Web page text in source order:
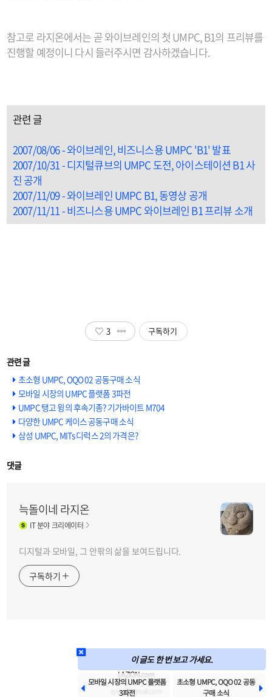
참고로 라지온에서는 곧 와이브레인의 첫 UMPC, B1의 프리뷰를
진행할 예정이니 다시 들러주시면 감사하겠습니다.
관련 글
2007/08/06 - 와이브레인, 비즈니스용 UMPC 'B1' 발표
2007/10/31 - 디지털큐브의 UMPC 도전, 아이스테이션 B1 사
진 공개
2007/11/09 - 와이브레인 UMPC B1, 동영상 공개
2007/11/11 - 비즈니스용 UMPC 와이브레인 B1 프리뷰 소개
3 구독하기
초소형 UMPC, OQO 02 공동구매 소식
모바일 시장의 UMPC 플랫폼 3파전
UMPC 탱고 윙의 후속기종? 기가바이트 M704
다양한 UMPC 케이스 공동구매 소식
삼성 UMPC, MITs 디럭스 2의 가격은?
댓글
늑돌이네 라지온
IT분야 크리에이터
디지털과 모바일, 그 안팎의 삶을 보여드립니다.
구독하기
LAZION.com
zywolf@gmail.com
이 글도 한 번 보고 가세요.
 모바일 시장의 UMPC 플랫폼
3파전
초소형 UMPC, OQO 02 공동
구매 소식
